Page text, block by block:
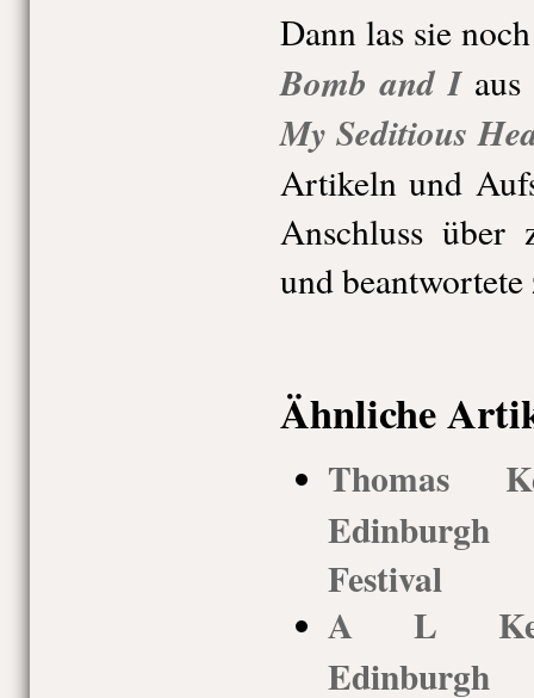
Dann las sie
Bomb and I
My Seditious
Artikeln und
Anschluss über
und
Ähnliche
Thomas
Edinburgh
Festival
A L
Edinburgh